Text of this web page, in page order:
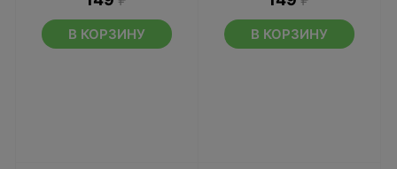
В КОРЗИНУ В КОРЗИНУ